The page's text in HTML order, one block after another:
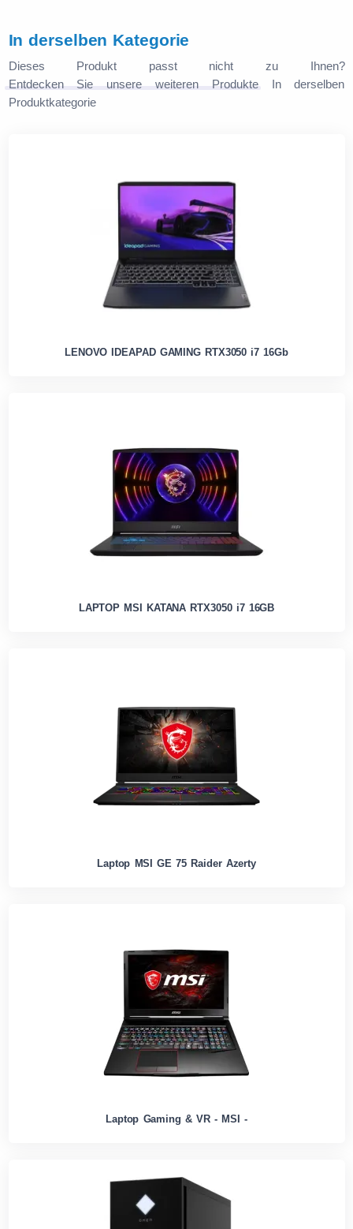
In derselben Kategorie
Dieses Produkt passt nicht zu Ihnen?
Entdecken Sie unsere weiteren ProdukteIn derselben
Produktkategorie
LENOVO IDEAPAD GAMING RTX3050 i7 16Gb
LAPTOP MSI KATANA RTX3050 i7 16GB
Laptop MSI GE 75 Raider Azerty
Laptop Gaming & VR - MSI -